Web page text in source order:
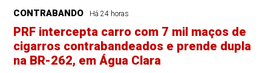
CONTRABANDO Há 24 horas
PRF intercepta carro com 7 mil maços de
cigarros contrabandeados e prende dupla
na BR-262, em Água Clara